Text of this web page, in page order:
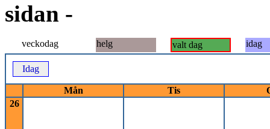
sidan -
veckodag helg valt dag idag
Idag
Mån Tis
26